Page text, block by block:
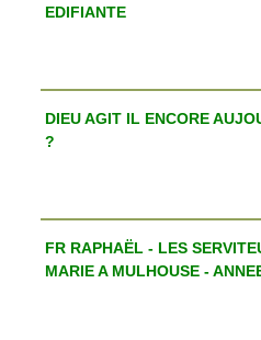
EDIFIANTE
DIEU AGIT IL ENCORE
?
FR RAPHAËL - LES
MARIE A MULHOUSE -